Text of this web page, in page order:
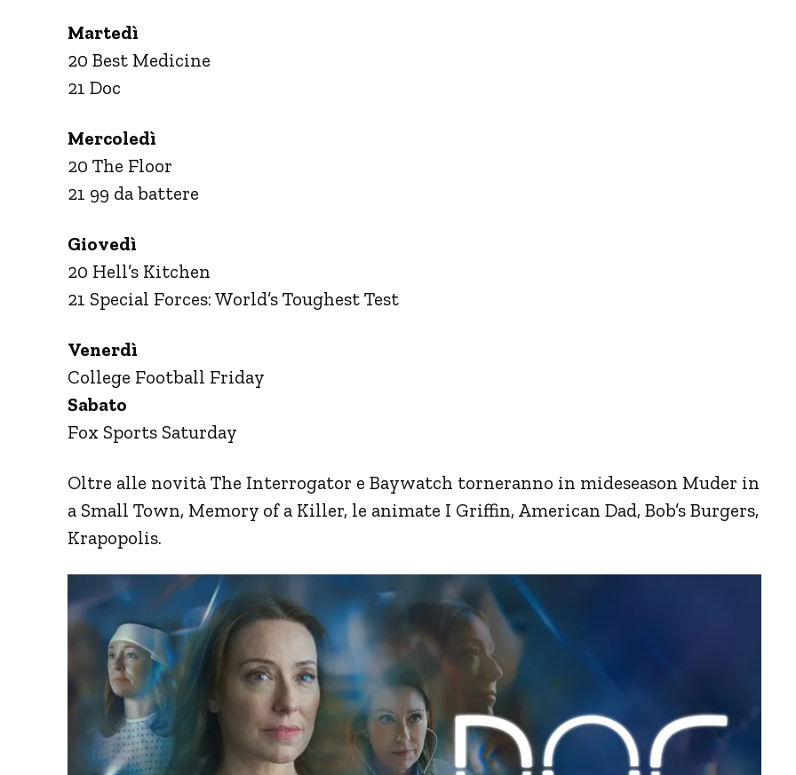
Martedì
20 Best Medicine
21 Doc
Mercoledì
20 The Floor
21 99 da battere
Giovedì
20 Hell’s Kitchen
21 Special Forces: World’s Toughest Test
Venerdì
College Football Friday
Sabato
Fox Sports Saturday
Oltre alle novità The Interrogator e Baywatch torneranno in mideseason Muder in
a Small Town, Memory of a Killer, le animate I Griffin, American Dad, Bob’s Burgers,
Krapopolis.